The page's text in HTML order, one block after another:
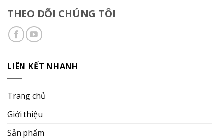
THEO DÕI CHÚNG TÔI
LIÊN KẾT NHANH
Trang chủ
Giới thiệu
Sản phẩm